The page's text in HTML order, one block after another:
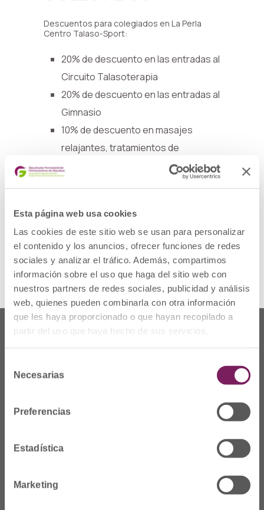
Esta página web usa cookies
Las cookies de este sitio web se usan para personalizar
el contenido y los anuncios, ofrecer funciones de redes
sociales y analizar el tráfico. Además, compartimos
información sobre el uso que haga del sitio web con
nuestros partners de redes sociales, publicidad y análisis
web, quienes pueden combinarla con otra información
que les haya proporcionado o que hayan recopilado a
partir del uso que haya hecho de sus servicios.
Necesarias
Preferencias
Estadística
Marketing
Descuentos para colegiados en La Perla
Centro Talaso-Sport:
20% de descuento en las entradas al
Circuito Talasoterapia
20% de descuento en las entradas al
Gimnasio
10% de descuento en masajes
relajantes, tratamientos de
hidroterapia y fisioterapia-
de Estética
Más información